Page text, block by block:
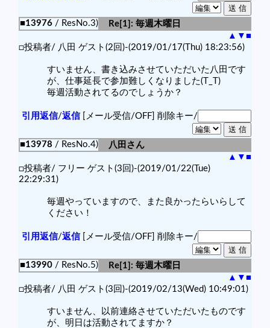
■13976 / ResNo.3)
Re[1]: 毎週木曜日
▲ ▼ ■
□投稿者/ 八田 ゲスト(2回)-(2019/01/17(Thu) 18:23:56)
すいません、書き込みさせていただいた八田です
が、仕事延長で参加難しくなりました(T_T)
毎週活動されてるのでしょうか？
引用返信/返信[メール受信/OFF] 削除キー/
■13978 / ResNo.4)
八田さん
▲ ▼ ■
□投稿者/ フリー ゲスト(3回)-(2019/01/22(Tue)
22:29:31)
毎週やっていますので、また良かったらいらして
ください！
引用返信/返信[メール受信/OFF] 削除キー/
■13990 / ResNo.5)
Re[1]: 毎週木曜日
▲ ▼ ■
□投稿者/ 八田 ゲスト(3回)-(2019/02/13(Wed) 10:49:01)
すいません、以前連絡させていただいたものです
が、明日は活動されてますか？